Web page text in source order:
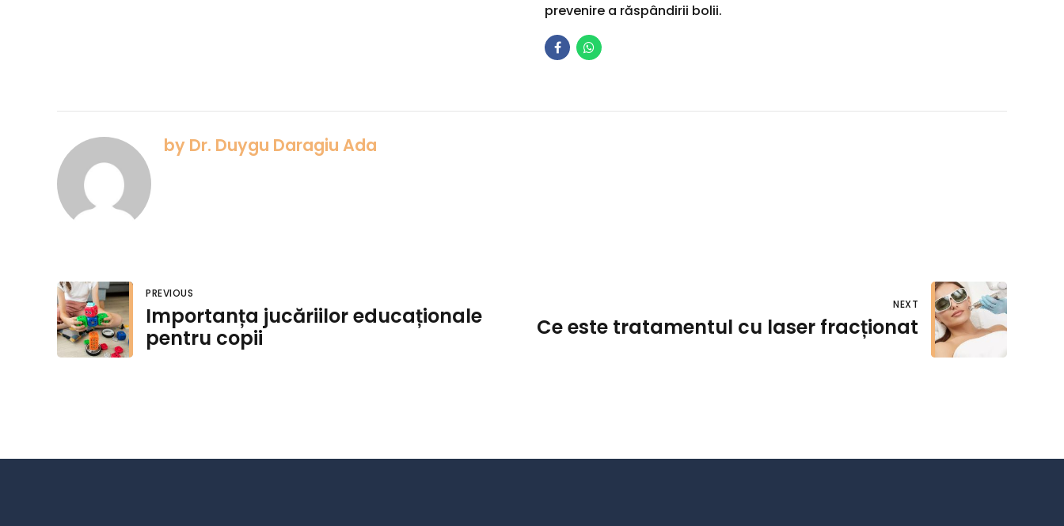
prevenire a răspândirii bolii.
by Dr. Duygu Daragiu Ada
PREVIOUS
Importanța jucăriilor educaționale
pentru copii
NEXT
Ce este tratamentul cu laser fracționat